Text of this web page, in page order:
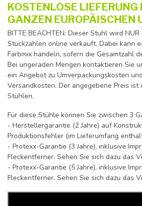
KOSTENLOSE LIEFERUNG
GANZEN EUROPÄISCHEN
BITTE BEACHTEN: Dieser Stuhl wird
Stückzahlen online verkauft. Dabei kann
Farbmix handeln, sofern die Gesamtzahl
Bei ungeraden Mengen kontaktieren Sie
ein Angebot zu Umverpackungskosten
Versandkosten. Der angegebene Preis ist
Stühlen.
Für diese Stühle können Sie zwischen 3
- Herstellergarantie (2 Jahre) auf
Produktionsfehler (im Lieferumfang
- Protexx-Garantie (3 Jahre), inklusive
Fleckentferner. Sehen Sie sich dazu das
- Protexx-Garantie (5 Jahre), inklusive
Fleckentferner. Sehen Sie sich dazu das